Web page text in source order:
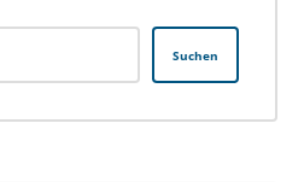
Suchen